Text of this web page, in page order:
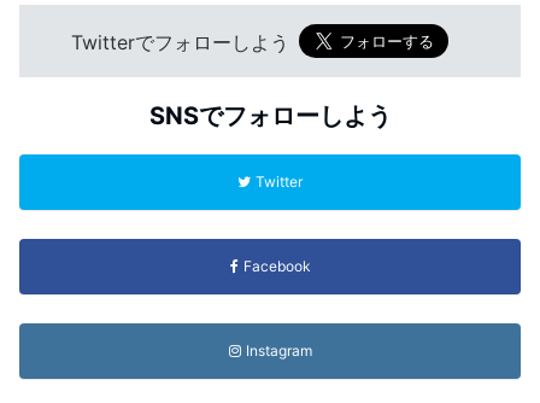
Twitterでフォローしよう
SNSでフォローしよう
Twitter
Facebook
Instagram